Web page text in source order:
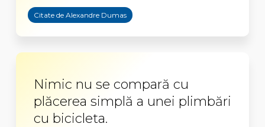
Citate de Alexandre Dumas
Nimic nu se compară cu
plăcerea simplă a unei plimbări
cu bicicleta.